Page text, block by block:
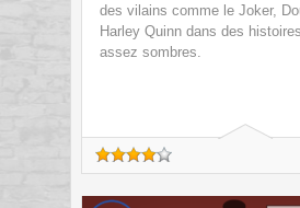
des vilains comme le Joker,
Harley Quinn dans des
assez sombres.